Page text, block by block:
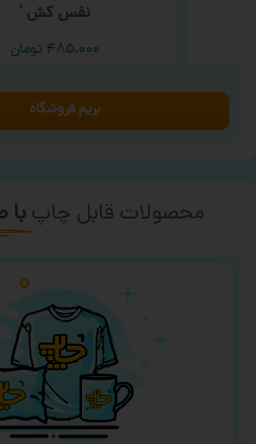
نفس کش ‘
۴۸۵,۰۰۰ تومان
بریم فروشگاه
محصولات قابل چاپ